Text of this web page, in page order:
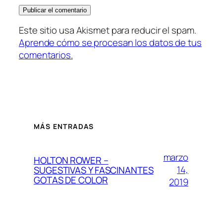
Este sitio usa Akismet para reducir el spam.
Aprende cómo se procesan los datos de tus
comentarios.
MÁS ENTRADAS
HOLTON ROWER –
SUGESTIVAS Y FASCINANTES
GOTAS DE COLOR
marzo
14,
2019